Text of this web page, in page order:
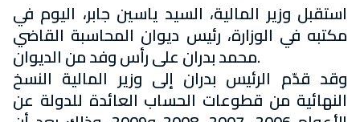
استقبل وزير المالية، السيد ياسين جابر، اليوم في
مكتبه في الوزارة، رئيس ديوان المحاسبة القاضي
محمد بدران على رأس وفد من الديوان.
وقد قدّم الرئيس بدران إلى وزير المالية النسخ
النهائية من قطوعات الحساب العائدة للدولة عن